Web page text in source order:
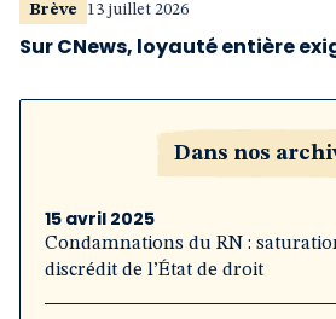
Brève 13 juillet 2026
Sur CNews, loyauté entière
Dans nos
15 avril 2025
Condamnations du RN :
discrédit de l’État de droit